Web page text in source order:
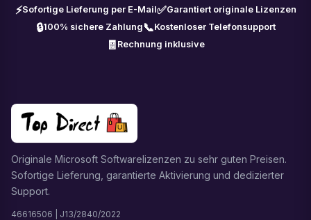
⚡Sofortige Lieferung per E-Mail✅Garantiert originale Lizenzen
🔒100% sichere Zahlung 📞Kostenloser Telefonsupport
🧾 Rechnung inklusive
Originale Microsoft Softwarelizenzen zu sehr guten Preisen.
Sofortige Lieferung, garantierte Aktivierung und dedizierter
Support.
46616506 | J13/2840/2022